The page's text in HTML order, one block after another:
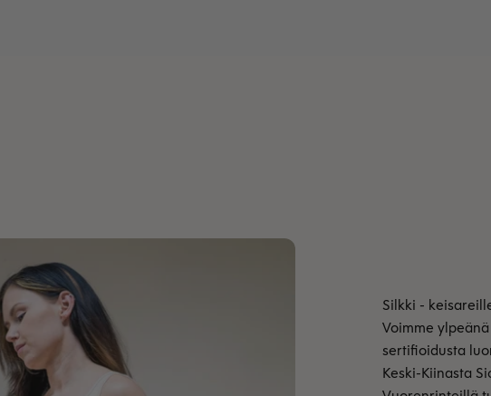
Voimme
sertifioidusta
Keski-Kiinasta